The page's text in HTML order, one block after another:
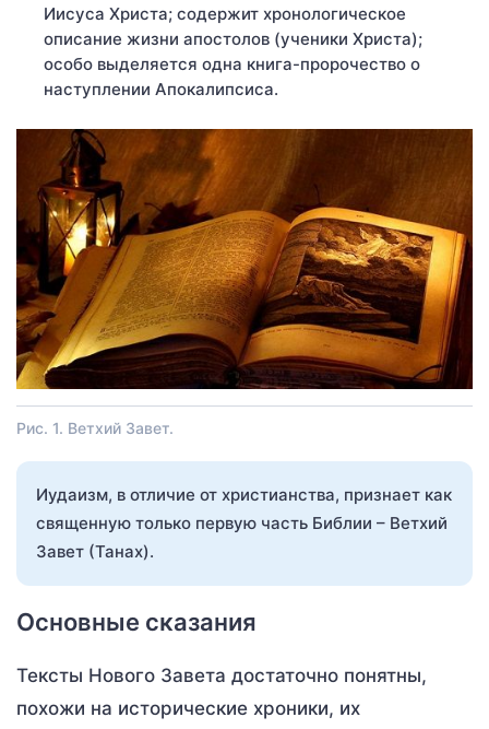
Иисуса Христа; содержит хронологическое
описание жизни апостолов (ученики Христа);
особо выделяется одна книга-пророчество о
наступлении Апокалипсиса.
Рис. 1. Ветхий Завет.
Иудаизм, в отличие от христианства, признает как
священную только первую часть Библии – Ветхий
Завет (Танах).
Основные сказания
Тексты Нового Завета достаточно понятны,
похожи на исторические хроники, их